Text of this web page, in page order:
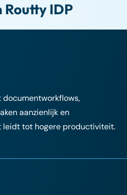
Routty IDP
documentworkflows,
aanzienlijk en
leidt tot hogere productiviteit.